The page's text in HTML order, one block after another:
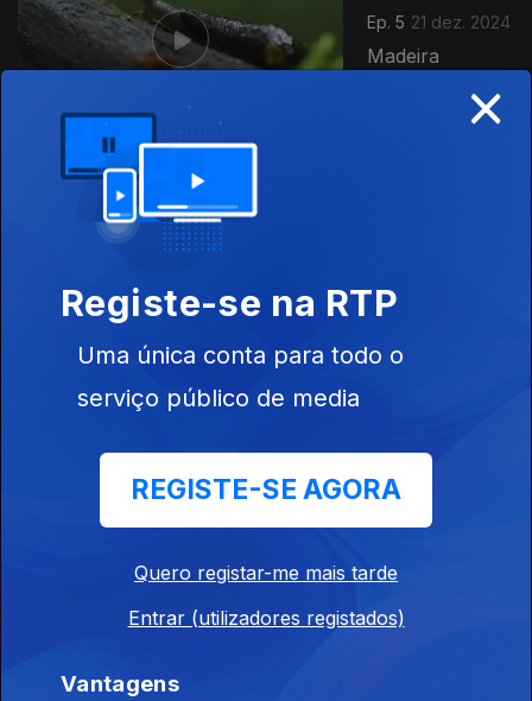
Ep. 5 21 dez. 2024
Madeira
×
Registe-se na RTP
Uma única conta para todo o
serviço público de media
REGISTE-SE AGORA
Quero registar-me mais tarde
Entrar (utilizadores registados)
Vantagens